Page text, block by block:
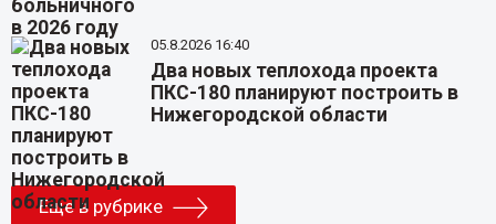
05.8.2026 16:40
Два новых теплохода проекта
ПКС-180 планируют построить в
Нижегородской области
Еще в рубрике